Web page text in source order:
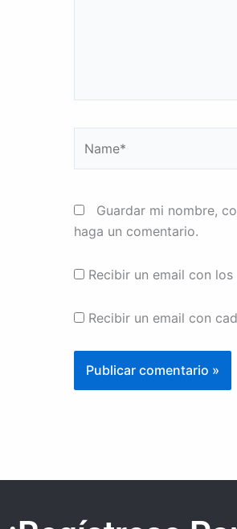
Guardar mi nombre,
haga un comentario.
Recibir un email con
Recibir un email con